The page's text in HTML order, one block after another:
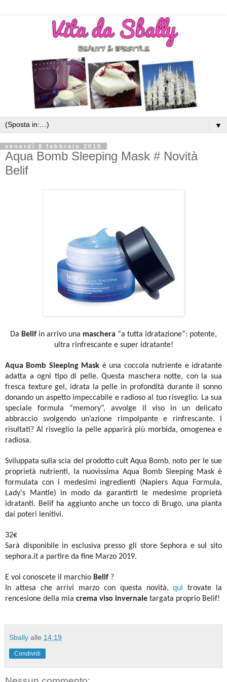
▼
venerdì 8 febbraio 2019
Aqua Bomb Sleeping Mask # Novità
Belif
Da Belif in arrivo una maschera “a tutta idratazione”: potente,
ultra rinfrescante e super idratante!
Aqua Bomb Sleeping Mask è una coccola nutriente e idratante
adatta a ogni tipo di pelle.Questa maschera notte, con la sua
fresca texture gel, idrata la pelle in profondità durante il sonno
donando un aspetto impeccabile e radioso al tuo risveglio. La sua
speciale formula “memory”, avvolge il viso in un delicato
abbraccio svolgendo un’azione rimpolpante e rinfrescante. I
risultati? Al risveglio la pelle apparirà più morbida, omogenea e
radiosa.
Sviluppata sulla scia del prodotto cult Aqua Bomb, noto per le sue
proprietà nutrienti, la nuovissima Aqua Bomb Sleeping Mask è
formulata con i medesimi ingredienti (Napiers Aqua Formula,
Lady's Mantle) in modo da garantirti le medesime proprietà
idratanti. Belif ha aggiunto anche un tocco di Brugo, una pianta
dai poteri lenitivi.
32€
Sarà disponibile in esclusiva presso gli store Sephora e sul sito
sephora.it a partire da fine Marzo 2019.
E voi conoscete il marchio Belif ?
In attesa che arrivi marzo con questa novità,qui trovate la
rencesione della mia crema viso invernale targata proprio Belif!
Sbally alle 14:19
Condividi